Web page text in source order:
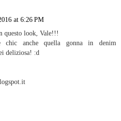
at 6:26 PM
questo look, Vale!!!
chic anche quella gonna in denim
deliziosa! :d